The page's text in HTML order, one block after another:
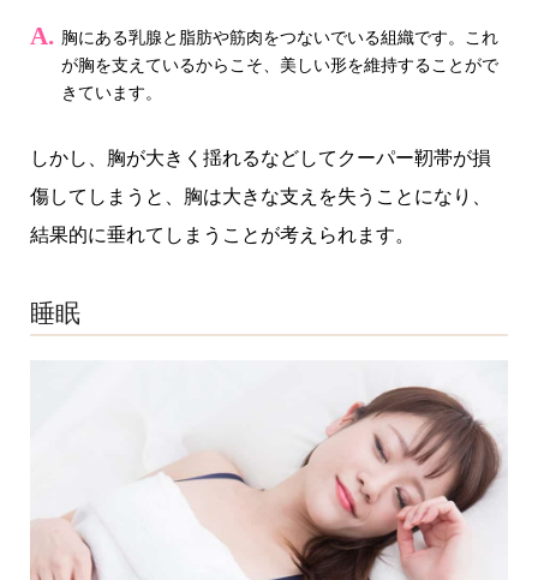
胸にある乳腺と脂肪や筋肉をつないでいる組織です。これ
が胸を支えているからこそ、美しい形を維持することがで
きています。
しかし、胸が大きく揺れるなどしてクーパー靭帯が損
傷してしまうと、胸は大きな支えを失うことになり、
結果的に垂れてしまうことが考えられます。
睡眠